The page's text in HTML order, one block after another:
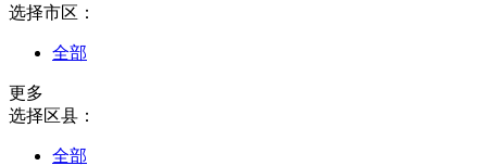
选择市区：
全部
更多
选择区县：
全部